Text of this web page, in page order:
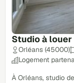
Studio à louer
Orléans (45000)
Logement
À Orléans, studio